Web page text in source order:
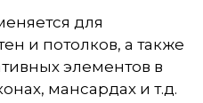
для
и потолков, а также
элементов в
мансардах и т.д.